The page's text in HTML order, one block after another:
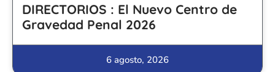
DIRECTORIOS : El Nuevo Centro de
Gravedad Penal 2026
6 agosto, 2026